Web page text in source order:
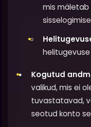
mis mäletab
Kogutud
valikud, mis ei
tuvastatavad,
seotud konto